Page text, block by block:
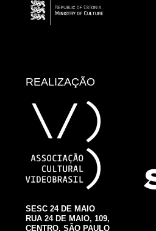
REALIZAÇÃO
SESC 24 DE MAIO
RUA 24 DE MAIO, 109,
CENTRO, SÃO PAULO